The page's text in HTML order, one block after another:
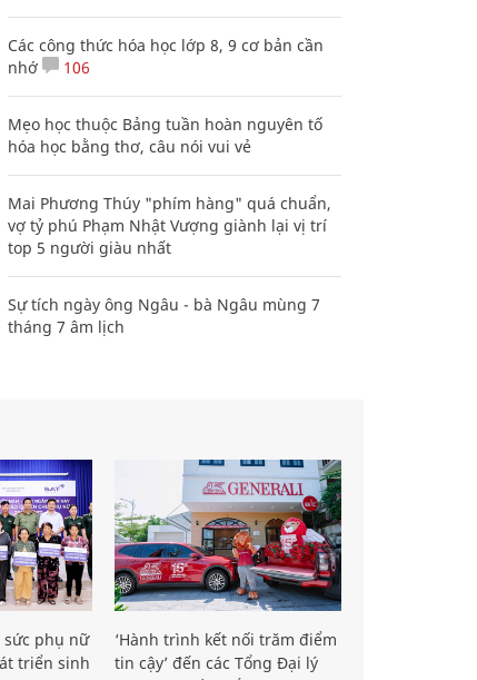
Các công thức hóa học lớp 8, 9 cơ bản cần
nhớ
106
Mẹo học thuộc Bảng tuần hoàn nguyên tố
hóa học bằng thơ, câu nói vui vẻ
Mai Phương Thúy "phím hàng" quá chuẩn,
vợ tỷ phú Phạm Nhật Vượng giành lại vị trí
top 5 người giàu nhất
Sự tích ngày ông Ngâu - bà Ngâu mùng 7
tháng 7 âm lịch
sức phụ nữ
triển sinh
‘Hành trình kết nối trăm điểm
tin cậy’ đến các Tổng Đại lý